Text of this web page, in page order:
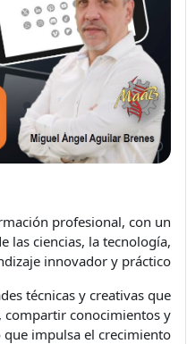
profesional, con un
las ciencias, la tecnología,
innovador y práctico.
técnicas y creativas que
compartir conocimientos y
impulsa el crecimiento.